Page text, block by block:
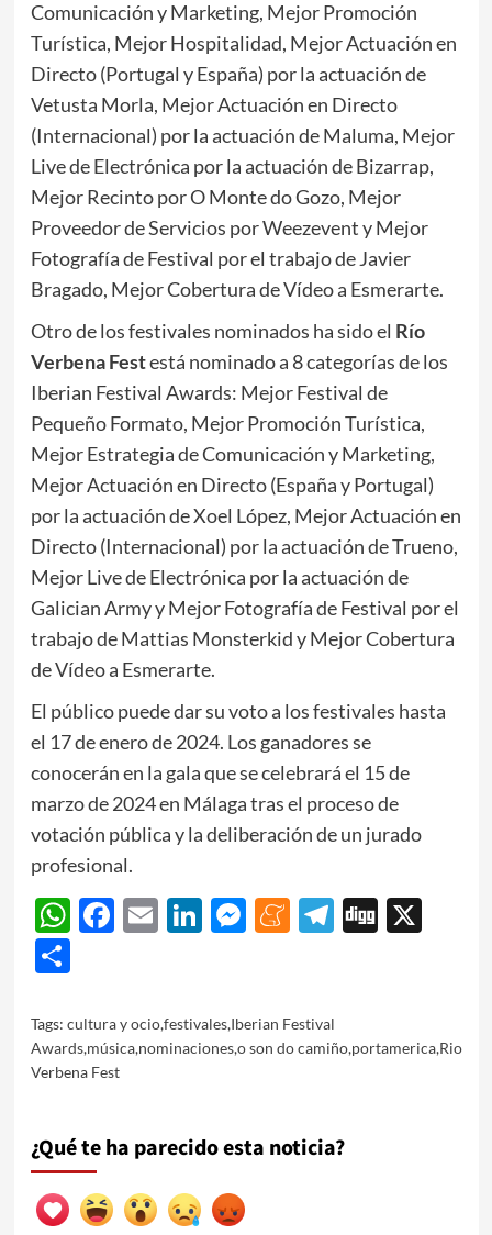
Comunicación y Marketing, Mejor Promoción
Turística, Mejor Hospitalidad, Mejor Actuación en
Directo (Portugal y España) por la actuación de
Vetusta Morla, Mejor Actuación en Directo
(Internacional) por la actuación de Maluma, Mejor
Live de Electrónica por la actuación de Bizarrap,
Mejor Recinto por O Monte do Gozo, Mejor
Proveedor de Servicios por Weezevent y Mejor
Fotografía de Festival por el trabajo de Javier
Bragado, Mejor Cobertura de Vídeo a Esmerarte.
Otro de los festivales nominados ha sido el Río
Verbena Festestá nominado a 8 categorías de los
Iberian Festival Awards: Mejor Festival de
Pequeño Formato, Mejor Promoción Turística,
Mejor Estrategia de Comunicación y Marketing,
Mejor Actuación en Directo (España y Portugal)
por la actuación de Xoel López, Mejor Actuación en
Directo (Internacional) por la actuación de Trueno,
Mejor Live de Electrónica por la actuación de
Galician Army y Mejor Fotografía de Festival por el
trabajo de Mattias Monsterkid y Mejor Cobertura
de Vídeo a Esmerarte.
El público puede dar su voto a los festivales hasta
el 17 de enero de 2024. Los ganadores se
conocerán en la gala que se celebrará el 15 de
marzo de 2024 en Málaga tras el proceso de
votación pública y la deliberación de un jurado
profesional.
WhatsApp
Facebook
EmailLinkedIn
Messenger
Meneame
Telegram
Digg
X
Share
Tags: cultura y ocio,festivales,Iberian Festival
Awards,música,nominaciones,o son do camiño,portamerica,Rio
Verbena Fest
¿Qué te ha parecido esta noticia?